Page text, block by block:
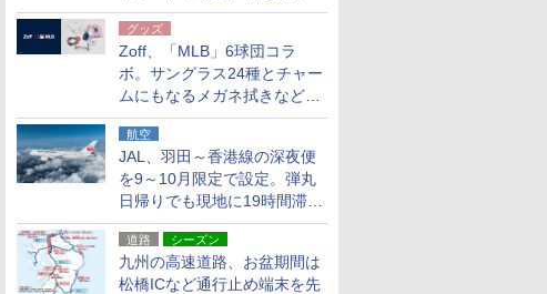
分、えきねっと限定
グッズ
Zoff、「MLB」6球団コラ
ボ。サングラス24種とチャー
ムにもなるメガネ拭きなど雑
貨24種
航空
JAL、羽田～香港線の深夜便
を9～10月限定で設定。弾丸
日帰りでも現地に19時間滞在
できる
道路 シーズン
九州の高速道路、お盆期間は
松橋ICなど通行止め端末を先